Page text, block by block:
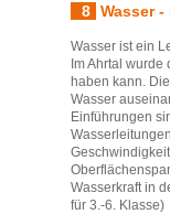
8 Wasser
Wasser ist ein
Im Ahrtal wurde
haben kann.
Wasser
Einführungen
Wasserkraft in
für 3.-6. Klasse)